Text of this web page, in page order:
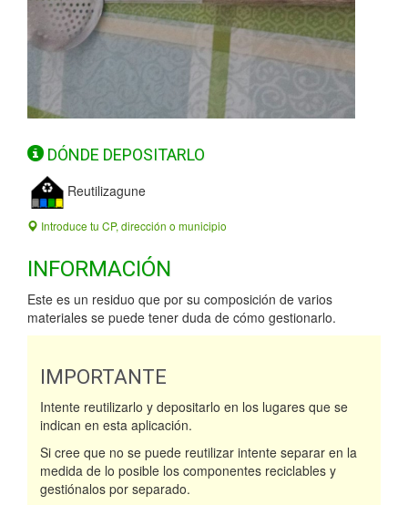
DÓNDE DEPOSITARLO
Reutilizagune
Introduce tu CP, dirección o municipio
INFORMACIÓN
Este es un residuo que por su composición de varios
materiales se puede tener duda de cómo gestionarlo.
IMPORTANTE
Intente reutilizarlo y depositarlo en los lugares que se
indican en esta aplicación.
Si cree que no se puede reutilizar intente separar en la
medida de lo posible los componentes reciclables y
gestiónalos por separado.